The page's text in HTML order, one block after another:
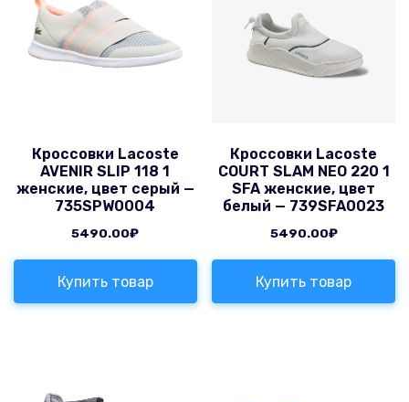
Кроссовки Lacoste
AVENIR SLIP 118 1
женские, цвет серый —
735SPW0004
5490.00₽
Купить товар
Кроссовки Lacoste
COURT SLAM NEO 220 1
SFA женские, цвет
белый — 739SFA0023
5490.00₽
Купить товар